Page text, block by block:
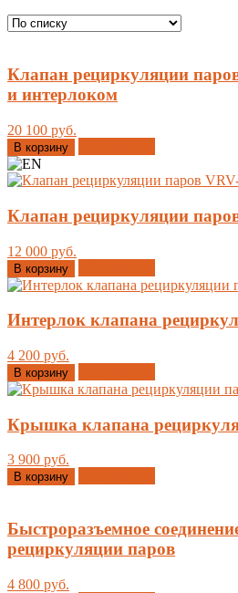
Клапан рециркуляции
и интерлоком
20 100 руб.
В корзину
Клапан рециркуляции
12 000 руб.
В корзину
Интерлок клапана
4 200 руб.
В корзину
Крышка клапана
3 900 руб.
В корзину
Быстроразъемное
рециркуляции паров
4 800 руб.